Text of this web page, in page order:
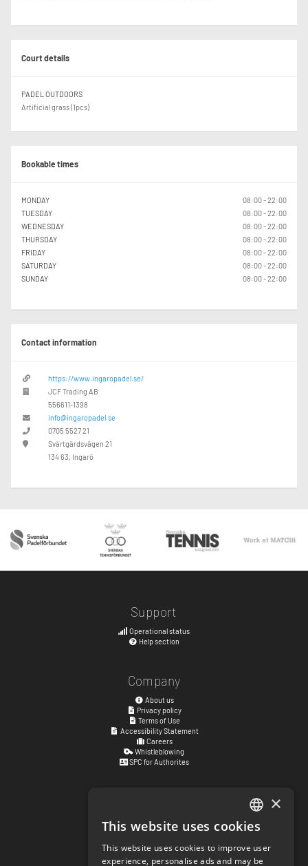
Court details
PADEL OUTDOORS
Artificial grass (1pcs)
Bookable times
MONDAY
08:00 - 22:00
TUESDAY
08:00 - 22:00
WEDNESDAY
08:00 - 22:00
THURSDAY
08:00 - 22:00
FRIDAY
08:00 - 22:00
SATURDAY
08:00 - 22:00
SUNDAY
08:00 - 22:00
Contact information
https://www.ingaropadel.se/
JCF Trading AB
556611-1398
info@ingaropadel.se
0705 5527 21
Svärtgärdsvägen 21
134 63, Ingarö
Support
Operational status
Help section
Company
About us
Privacy policy
Terms of Use
Accessibility Statement
Careers
Whistleblowing
SPC for Authorites
Kyrkogatan 17
411 15Göteborg,Sweden ENGLISH
SWEDISH
×
This website uses cookies
This website uses cookies to improve user
experience, personalise ads and may be